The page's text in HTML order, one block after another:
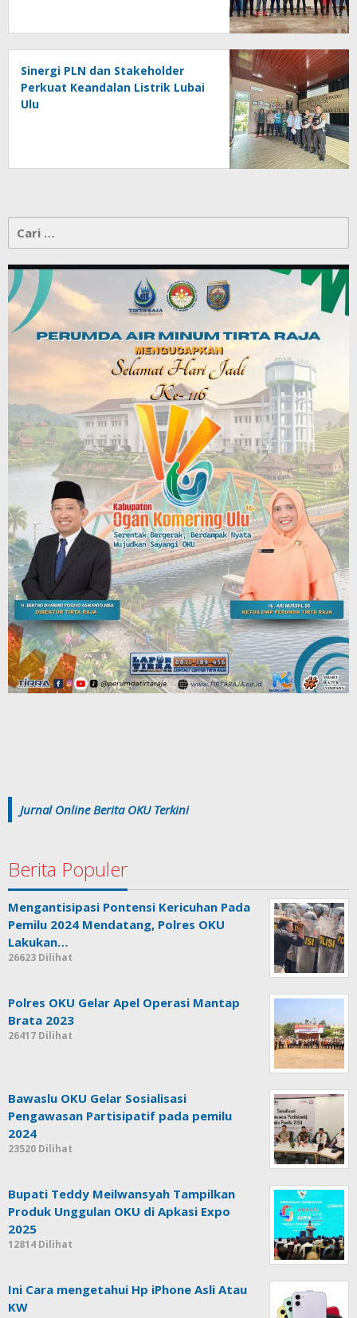
Sinergi PLN dan Stakeholder
Perkuat Keandalan Listrik Lubai
Ulu
untuk:
Jurnal Online Berita OKU Terkini
Berita Populer
Mengantisipasi Pontensi Kericuhan Pada
Pemilu 2024 Mendatang, Polres OKU
Lakukan…
26623 Dilihat
Polres OKU Gelar Apel Operasi Mantap
Brata 2023
26417 Dilihat
Bawaslu OKU Gelar Sosialisasi
Pengawasan Partisipatif pada pemilu
2024
23520 Dilihat
Bupati Teddy Meilwansyah Tampilkan
Produk Unggulan OKU di Apkasi Expo
2025
12814 Dilihat
Ini Cara mengetahui Hp iPhone Asli Atau
KW